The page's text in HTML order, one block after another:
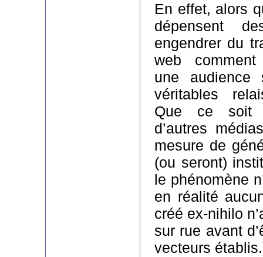
En effet, alors
dépensent
engendrer du
web
une audience
véritables
Que ce soit
d’autres
mesure de
(ou seront)
le phénomène
en réalité
créé ex-nihilo
sur rue avant
vecteurs établis.